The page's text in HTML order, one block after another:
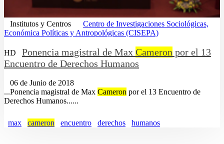
Institutos y Centros
Centro de Investigaciones Sociológicas,
Económica Políticas y Antropológicas (CISEPA)
HD Ponencia magistral de Max Cameron por el 13
Encuentro de Derechos Humanos
06 de Junio de 2018
...Ponencia magistral de Max Cameron por el 13 Encuentro de
Derechos Humanos......
max cameron encuentro derechos humanos